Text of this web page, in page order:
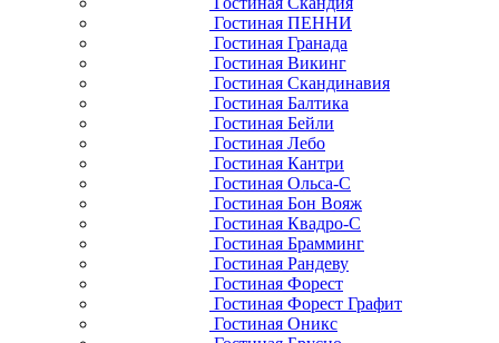
Гостиная ПЕННИ
Гостиная Гранада
Гостиная Викинг
Гостиная Скандинавия
Гостиная Балтика
Гостиная Бейли
Гостиная Лебо
Гостиная Кантри
Гостиная Ольса-С
Гостиная Бон Вояж
Гостиная Квадро-С
Гостиная Брамминг
Гостиная Рандеву
Гостиная Форест
Гостиная Форест Графит
Гостиная Оникс